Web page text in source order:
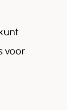
voor